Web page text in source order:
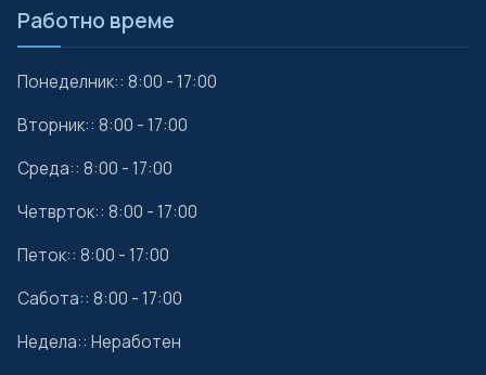
Работно време
Понеделник:: 8:00 - 17:00
Вторник:: 8:00 - 17:00
Среда:: 8:00 - 17:00
Четврток:: 8:00 - 17:00
Петок:: 8:00 - 17:00
Сабота:: 8:00 - 17:00
Недела:: Неработен